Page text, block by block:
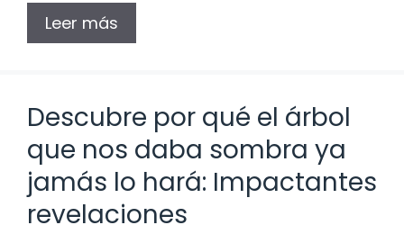
Leer más
Descubre por qué el árbol
que nos daba sombra ya
jamás lo hará: Impactantes
revelaciones